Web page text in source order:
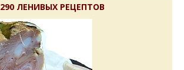
290 ЛЕНИВЫХ РЕЦЕПТОВ